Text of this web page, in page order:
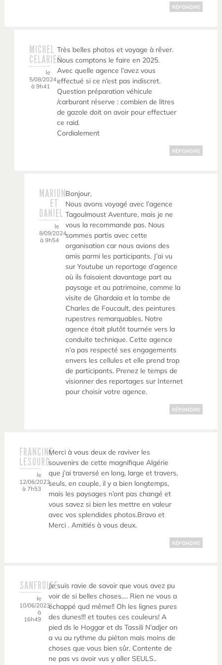
RÉPONDRE
MICHEL
CELARIES
le
5/08/2024
à 9h41
Très belles photos et voyage à rêver.
Nous comptons le faire en 2025.
Avec quelle agence l’avez vous
effectué si ce n’est pas indiscret.
Question préparation véhicule
/carburant réserve : combien de litres
de gazole doit on avoir pour effectuer
ce raid.
Cordialement
RÉPONDRE
MARION
ET
DANIEL
le
8/09/2024
à 9h54
Bonjour,
Nous avons voyagé avec l’agence
Tagoulmoust Aventure, mais je ne
vous la recommande pas. Nous
sommes partis avec cette
organisation car nous avions des
amis parmi les participants. J’ai vu
sur Youtube un reportage d’agence
où ils faisaient davantage part au
paysage et au patrimoine, comme la
visite de Ghardaïa et la tombe de
Charles de Foucault, des peintures
rupestres remarquables. Notre
agence était plutôt tournée vers la
conduite technique. Cette agence
n’a pas respecté ses engagements
envers les cellules et elle prend trop
de participants. Prenez le temps de
visionner des reportages sur Internet
pour choisir votre agence.
RÉPONDRE
FRANCINE
LESOURD
le
12/06/2023
à 7h53
Merci à vous deux de raviver les
souvenirs de cette magnifique Algérie
que j’ai traversé en long, large et travers,
seuls, en couple, il y a bien longtemps,
mais les paysages n’ont pas changé et
vous savez si bien les mettre en valeur
avec vos splendides photos.Bravo et
Merci . Amitiés à vous deux.
RÉPONDRE
SANFROISE
le
10/06/2023
à
16h49
Je suis ravie de savoir que vous avez pu
voir de si belles choses…. Rien ne vous a
échappé qud même!! Oh les lignes pures
des dunes!!! et toutes ces couleurs! A
pied ds le Hoggar et ds Tassili N’adjer on
a vu au rythme du piéton mais moins de
choses que vous bien sûr. Contente de
ne pas vs avoir vus y aller SEULS..